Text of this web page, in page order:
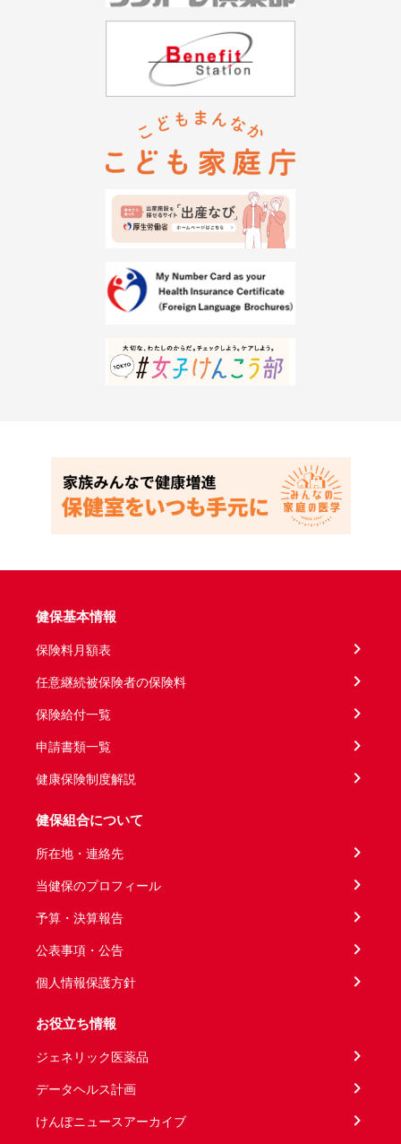
健保基本情報
保険料月額表
任意継続被保険者の保険料
保険給付一覧
申請書類一覧
健康保険制度解説
健保組合について
所在地・連絡先
当健保のプロフィール
予算・決算報告
公表事項・公告
個人情報保護方針
お役立ち情報
ジェネリック医薬品
データヘルス計画
けんぽニュースアーカイブ